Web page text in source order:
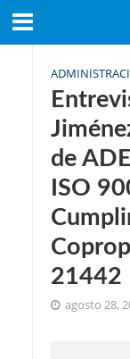
de
ISO
21442
agosto 28,